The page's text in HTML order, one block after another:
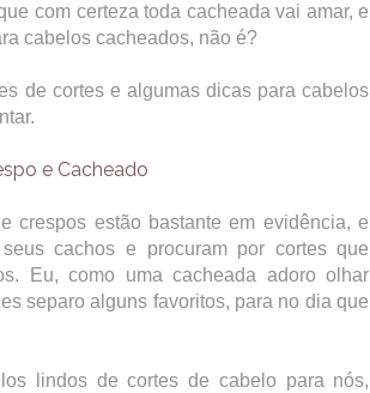
com certeza toda cacheada vai amar, e
cabelos cacheados, não é?
de cortes e algumas dicas para cabelos
e Cacheado
crespos estão bastante em evidência, e
cachos e procuram por cortes que
Eu, como uma cacheada adoro olhar
separo alguns favoritos, para no dia que
lindos de cortes de cabelo para nós,